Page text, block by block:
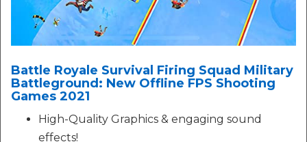
Battle Royale Survival Firing Squad Military
Battleground: New Offline FPS Shooting
Games 2021
High-Quality Graphics & engaging sound
effects!